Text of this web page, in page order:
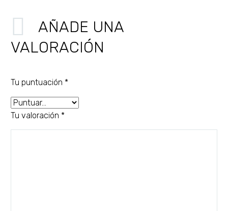
AÑADE UNA
VALORACIÓN
Tu puntuación *
Tu valoración *